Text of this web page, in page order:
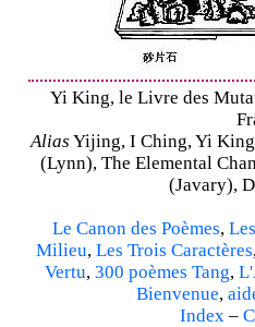
Yi King, le Livre des
Alias Yijing, I Ching, Yi
(Lynn), The Elemental
(Javary),
Le Canon des Poèmes,
Milieu, Les Trois Caractères
Vertu, 300 poèmes Tang,
Bienvenue,
Index–